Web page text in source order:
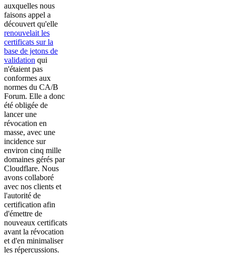
auxquelles nous
faisons appel a
découvert qu'elle
renouvelait les
certificats sur la
base de jetons de
validation qui
n'étaient pas
conformes aux
normes du CA/B
Forum. Elle a donc
été obligée de
lancer une
révocation en
masse, avec une
incidence sur
environ cinq mille
domaines gérés par
Cloudflare. Nous
avons collaboré
avec nos clients et
l'autorité de
certification afin
d'émettre de
nouveaux certificats
avant la révocation
et d'en minimaliser
les répercussions.